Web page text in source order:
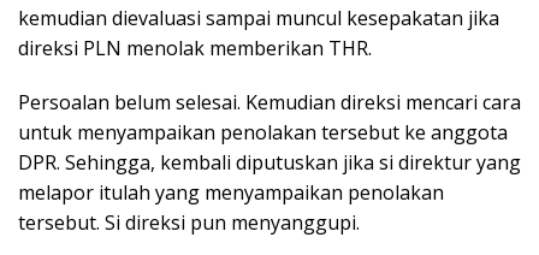
kemudian dievaluasi sampai muncul kesepakatan jika
direksi PLN menolak memberikan THR.
Persoalan belum selesai. Kemudian direksi mencari cara
untuk menyampaikan penolakan tersebut ke anggota
DPR. Sehingga, kembali diputuskan jika si direktur yang
melapor itulah yang menyampaikan penolakan
tersebut. Si direksi pun menyanggupi.